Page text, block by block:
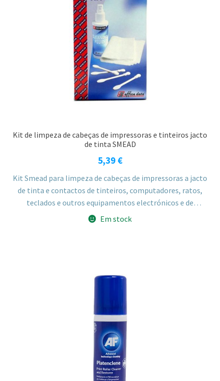
Kit de limpeza de cabeças de impressoras e tinteiros jacto
de tinta SMEAD
5,39 €
Kit Smead para limpeza de cabeças de impressoras a jacto
de tinta e contactos de tinteiros, computadores, ratos,
teclados e outros equipamentos electrónicos e de
escritório.
Em stock